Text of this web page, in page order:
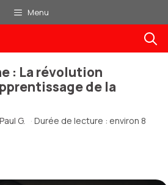
Menu
: La révolution
de la
Paul G. · Durée de lecture : environ 8